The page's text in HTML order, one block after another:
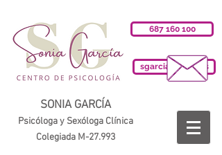
687 160 100
sgarciab@cop.es
SONIA GARCÍA
Psicóloga y Sexóloga Clínica
Colegiada M-27.993